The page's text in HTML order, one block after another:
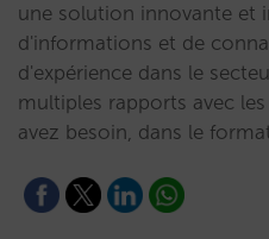
une solution innovante et
d'informations et de
d'expérience dans le
multiples rapports avec
avez besoin, dans le